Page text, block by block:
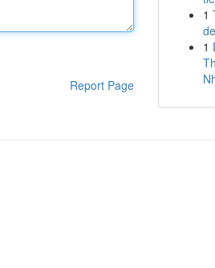
Report Page
1
1